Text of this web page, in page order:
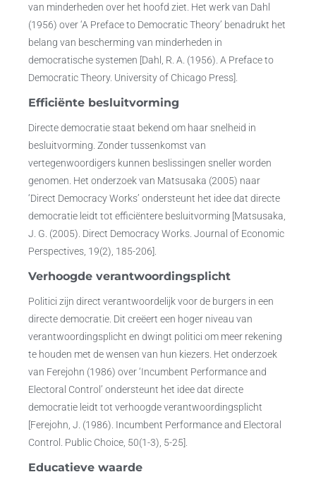
van minderheden over het hoofd ziet. Het werk van Dahl
(1956) over ‘A Preface to Democratic Theory’ benadrukt het
belang van bescherming van minderheden in
democratische systemen [Dahl, R. A. (1956). A Preface to
Democratic Theory. University of Chicago Press].
Efficiënte besluitvorming
Directe democratie staat bekend om haar snelheid in
besluitvorming. Zonder tussenkomst van
vertegenwoordigers kunnen beslissingen sneller worden
genomen. Het onderzoek van Matsusaka (2005) naar
‘Direct Democracy Works’ ondersteunt het idee dat directe
democratie leidt tot efficiëntere besluitvorming [Matsusaka,
J. G. (2005). Direct Democracy Works. Journal of Economic
Perspectives, 19(2), 185-206].
Verhoogde verantwoordingsplicht
Politici zijn direct verantwoordelijk voor de burgers in een
directe democratie. Dit creëert een hoger niveau van
verantwoordingsplicht en dwingt politici om meer rekening
te houden met de wensen van hun kiezers. Het onderzoek
van Ferejohn (1986) over ‘Incumbent Performance and
Electoral Control’ ondersteunt het idee dat directe
democratie leidt tot verhoogde verantwoordingsplicht
[Ferejohn, J. (1986). Incumbent Performance and Electoral
Control. Public Choice, 50(1-3), 5-25].
Educatieve waarde